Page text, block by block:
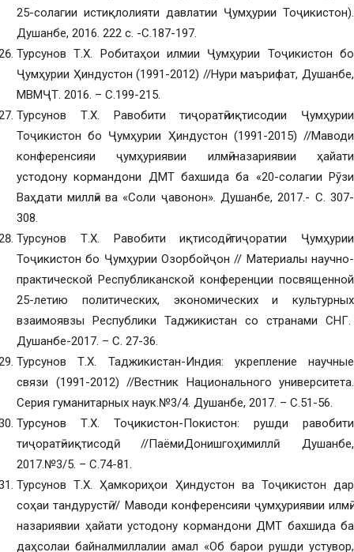
25-солагии истиқлолияти давлатии Ҷумҳурии Тоҷикистон).
Душанбе, 2016. 222 с. -С.187-197.
Турсунов Т.Х. Робитаҳои илмии Ҷумҳурии Тоҷикистон бо
Ҷумҳурии Ҳиндустон (1991-2012) //Нури маърифат, Душанбе,
МВМҶТ. 2016. – С.199-215.
Турсунов Т.Х. Равобити тиҷоратӣ-иқтисодии Ҷумҳурии
Тоҷикистон бо Ҷумҳурии Ҳиндустон (1991-2015) //Маводи
конференсияи ҷумҳуриявии илмӣ-назариявии ҳайати
устодону кормандони ДМТ бахшида ба «20-солагии Рӯзи
Ваҳдати миллӣ» ва «Соли ҷавонон». Душанбе, 2017.- С. 307-
308.
Турсунов Т.Х. Равобити иқтисодӣ-тиҷоратии Ҷумҳурии
Тоҷикистон бо Ҷумҳурии Озорбойҷон // Материалы научно-
практической Республиканской конференции посвященной
25-летию политических, экономических и культурных
взаимоявзы Республики Таджикистан со странами СНГ.
Душанбе-2017. – С. 27-36.
Турсунов Т.Х. Таджикистан-Индия: укрепление научные
связи (1991-2012) //Вестник Национального университета.
Серия гуманитарных наук.№3/4. Душанбе, 2017. – С.51-56.
Турсунов Т.Х. Тоҷикистон-Покистон: рушди равобити
тиҷоратӣ–иқтисодӣ //ПаёмиДонишгоҳимиллӣ. Душанбе,
2017.№3/5. – С.74-81.
Турсунов Т.Х. Ҳамкориҳои Ҳиндустон ва Тоҷикистон дар
соҳаи тандурустӣ // Маводи конференсияи ҷумҳуриявии илмӣ-
назариявии ҳайати устодону кормандони ДМТ бахшида ба
даҳсолаи байналмиллалии амал «Об барои рушди устувор,